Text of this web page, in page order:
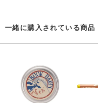
一緒に購入されている商品